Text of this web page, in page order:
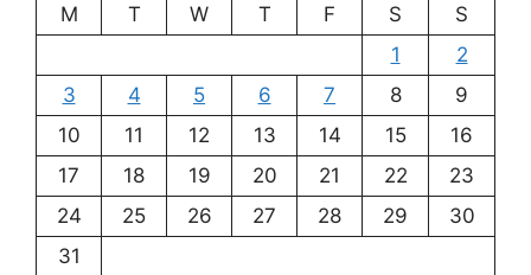
M
T W T F S
S
1
2
3
4 5 6 7 8
9
10
11 12 13 14 15
16
17
18 19 20 21 22
23
24
25 26 27 28 29
30
31